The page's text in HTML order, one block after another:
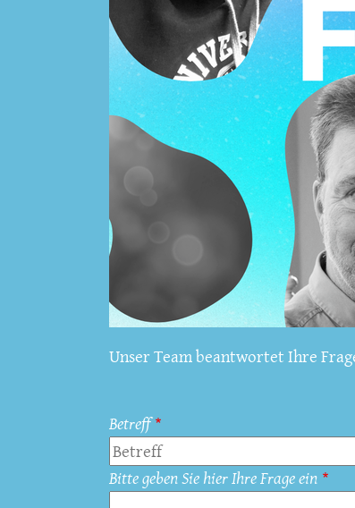
Unser Team beantwortet Ihre
Betreff
Bitte geben Sie hier Ihre Frage ein